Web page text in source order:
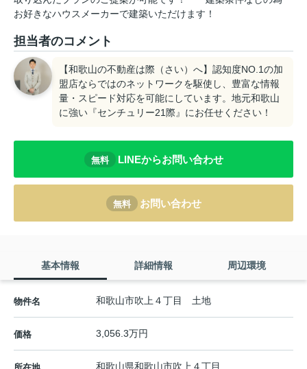
お好きなハウスメーカーで建築いただけます！
担当者のコメント
【和歌山の不動産は際（さい）へ】認知度NO.1の加
盟店ならではのネットワークを駆使し、豊富な情報
量・スピード対応を可能にしています。地元和歌山
に強い『センチュリー21際』にお任せください！
無料 LINEからお問い合わせ
無料 お問い合わせ
基本情報 詳細情報 周辺環境
物件名 和歌山市吹上４丁目 土地
価格 3,056.3万円
和歌山県和歌山市吹上４丁目